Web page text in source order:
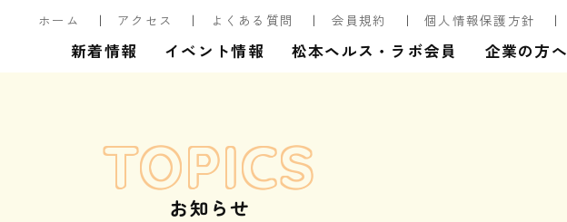
ホーム アクセス よくある質問 会員規約 個人情報保護方針
新着情報 イベント情報 松本ヘルス・ラボ会員 企業の方へ
TOPICS
お知らせ